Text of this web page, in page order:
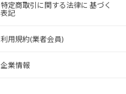
特定商取引に関する法律に 基づく
表記
利用規約(業者会員)
企業情報